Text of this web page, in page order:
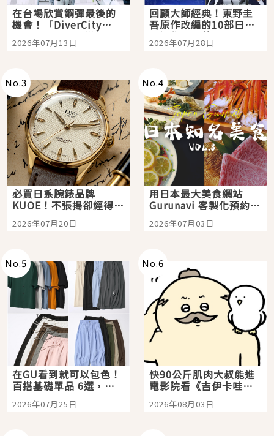
在台場欣賞鋼彈最後的
機會！「DiverCity
Tokyo Plaza」搭船、
購物、美食及夜景，一
2026年07月13日
回顧大師經典！東野圭
吾原作改編的10部日本
影視作品推薦
2026年07月28日
No.3
必買日系腕錶品牌
KUOE！不張揚卻經得起
時間洗鍊的經典之作五
選
2026年07月20日
No.4
用日本最大美食網站
Gurunavi 客製化預約九
大都市餐廳，打造專屬
美食體驗！
2026年07月03日
No.5
在GU看到就可以包色！
百搭基礎單品 6選，閉
眼全收也不心疼
2026年07月25日
No.6
快90公斤肌肉大叔能進
電影院看《吉伊卡哇》
嗎？日本重金屬樂團
「打首」會長與nagano
2026年08月03日